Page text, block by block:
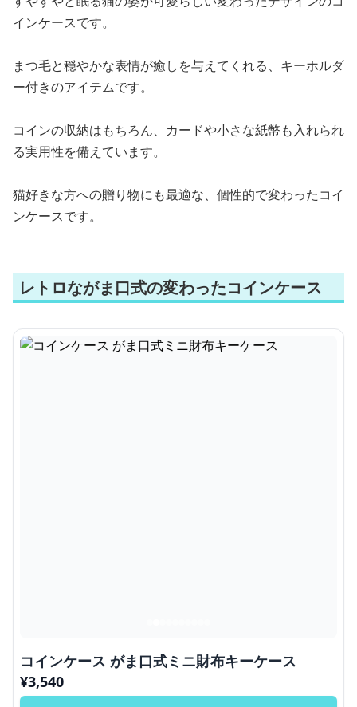
インケースです。
まつ毛と穏やかな表情が癒しを与えてくれる、キーホルダ
ー付きのアイテムです。
コインの収納はもちろん、カードや小さな紙幣も入れられ
る実用性を備えています。
猫好きな方への贈り物にも最適な、個性的で変わったコイ
ンケースです。
レトロながま口式の変わったコインケース
コインケース がま口式ミニ財布キーケース
¥3,540